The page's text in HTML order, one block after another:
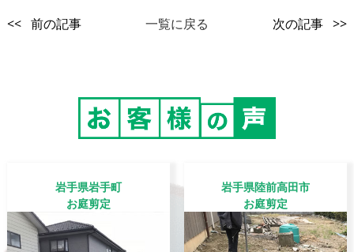
<< 前の記事 一覧に戻る 次の記事 >>
岩手県岩手町
お庭剪定
岩手県陸前高田市
お庭剪定